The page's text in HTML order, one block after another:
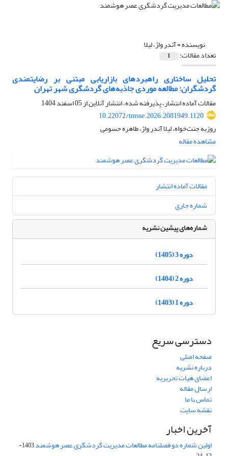
نویسنده =آندر واژ، لیلا
تعداد مقالات: 1
تحلیل ساختاری راهبردهای بازاریابی مبتنی بر رضایتمندی
گردشگران: مطالعه موردی جاذبه‌های گردشگری شهر تهران
مقالات آماده انتشار، پذیرفته شده، انتشار آنلاین از05 اسفند 1404
10.22072/tmsse.2026.2081949.1120
روزبه جنت‌خواه، لیلا آندر واژ، طاهره حسومی
مشاهده مقاله
مقالات آماده انتشار
شماره جاری
شماره‌های پیشین نشریه
دوره 3 (1405)
دوره 2 (1404)
دوره 1 (1403)
دسترسی سریع
صفحه اصلی
درباره نشریه
اعضای هیات تحریریه
ارسال مقاله
تماس با ما
نقشه سایت
آخرین اخبار
اولین شماره دو فصلنامه مطالعات مدیریت گردشگری عصر هوشمند
1403-